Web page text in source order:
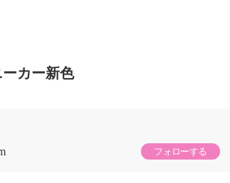
カー新色
フォローする